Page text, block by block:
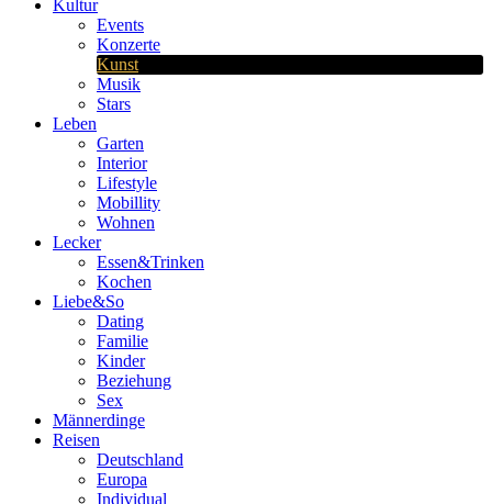
Kultur
Events
Konzerte
Kunst
Musik
Stars
Leben
Garten
Interior
Lifestyle
Mobillity
Wohnen
Lecker
Essen&Trinken
Kochen
Liebe&So
Dating
Familie
Kinder
Beziehung
Sex
Männerdinge
Reisen
Deutschland
Europa
Individual